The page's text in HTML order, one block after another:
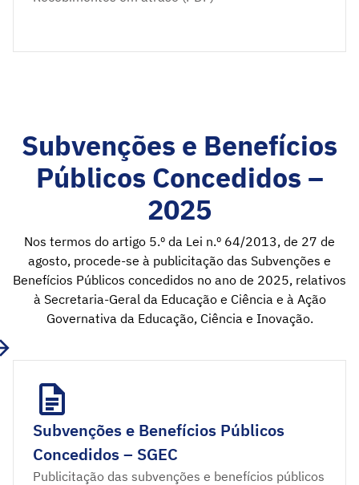
Subvenções e Benefícios
Públicos Concedidos –
2025
Nos termos do artigo 5.º da Lei n.º 64/2013, de 27 de
agosto, procede-se à publicitação das Subvenções e
Benefícios Públicos concedidos no ano de 2025, relativos
à Secretaria-Geral da Educação e Ciência e à Ação
Governativa da Educação, Ciência e Inovação.
Subvenções e Benefícios Públicos
Concedidos – SGEC
Publicitação das subvenções e benefícios públicos